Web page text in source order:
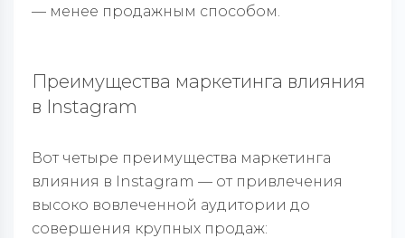
— менее продажным способом.
Преимущества маркетинга влияния
в Instagram
Вот четыре преимущества маркетинга
влияния в Instagram — от привлечения
высоко вовлеченной аудитории до
совершения крупных продаж: